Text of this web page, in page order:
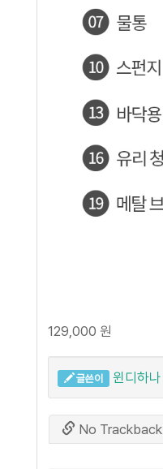
129,000 원
글쓴이 윈디하나
No Trackback